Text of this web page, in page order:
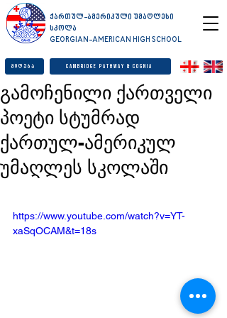
ქართულ-ამერიკული უმაღლესი
სკოლა
GEORGIAN-AMERICAN HIGH SCHOOL
მიღება Cambridge Pathway & Cognia
გამოჩენილი ქართველი
პოეტი სტუმრად
ქართულ-ამერიკულ
უმაღლეს სკოლაში
https://www.youtube.com/watch?v=YT-
xaSqOCAM&t=18s